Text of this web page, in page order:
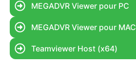
MEGADVR Viewer pour PC
MEGADVR Viewer pour MAC
Teamviewer Host (x64)